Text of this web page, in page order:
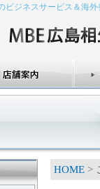
ビジネスサービス＆海
HOME >